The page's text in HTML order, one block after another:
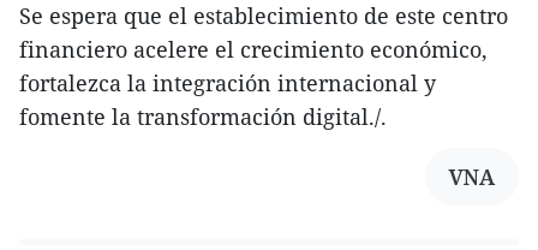
Se espera que el establecimiento de este centro
financiero acelere el crecimiento económico,
fortalezca la integración internacional y
fomente la transformación digital./.
VNA